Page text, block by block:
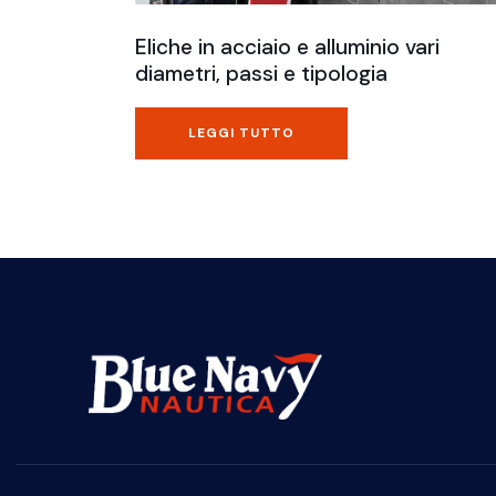
Eliche in acciaio e alluminio vari
diametri, passi e tipologia
LEGGI TUTTO